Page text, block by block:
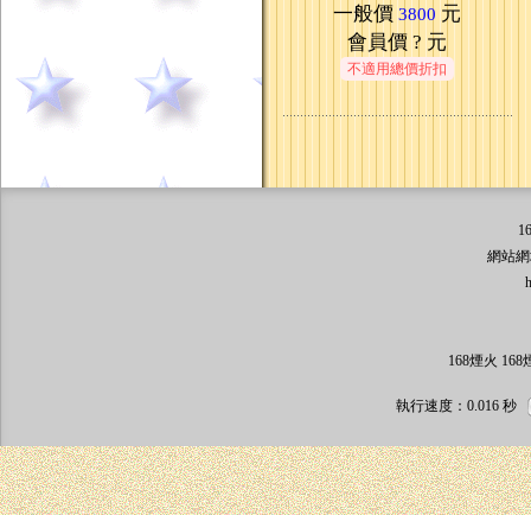
一般價 3800 元
會員價 ? 元
不適用總價折扣
網站網
http://
168煙火
執行速度 ：0.016 秒